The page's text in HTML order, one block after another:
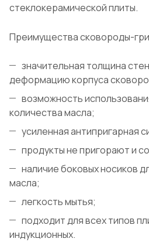
стеклокерамической плиты.
Преимущества сковороды-
значительная толщина
деформацию корпуса
возможность
количества масла;
усиленная антипригарная
продукты не пригорают и
наличие боковых носиков
масла;
легкость мытья;
подходит для всех типов
индукционных.